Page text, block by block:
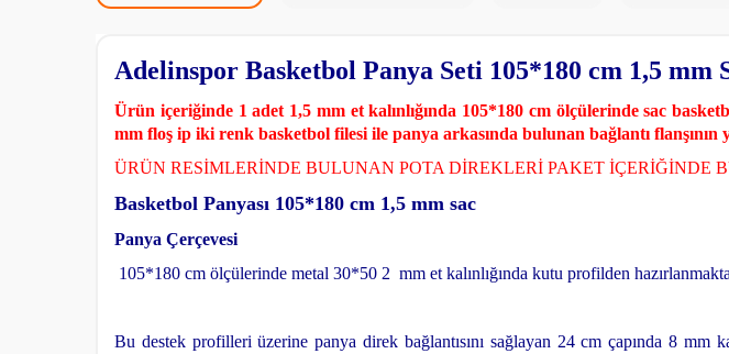
Adelinspor Basketbol Panya Seti 105*180 cm 1,5 mm
Ürün içeriğinde 1 adet 1,5 mm et kalınlığında 105*180 cm ölçülerinde sac
mm floş ip iki renk basketbol filesi ile panya arkasında bulunan bağlantı flanşının
ÜRÜN RESİMLERİNDE BULUNAN POTA DİREKLERİ PAKET İÇERİĞİNDE
Basketbol Panyası 105*180 cm 1,5 mm sac
Panya Çerçevesi
105*180 cm ölçülerinde metal 30*50 2 mm et kalınlığında kutu profilden
Bu destek profilleri üzerine panya direk bağlantısını sağlayan 24 cm çapında 8 mm